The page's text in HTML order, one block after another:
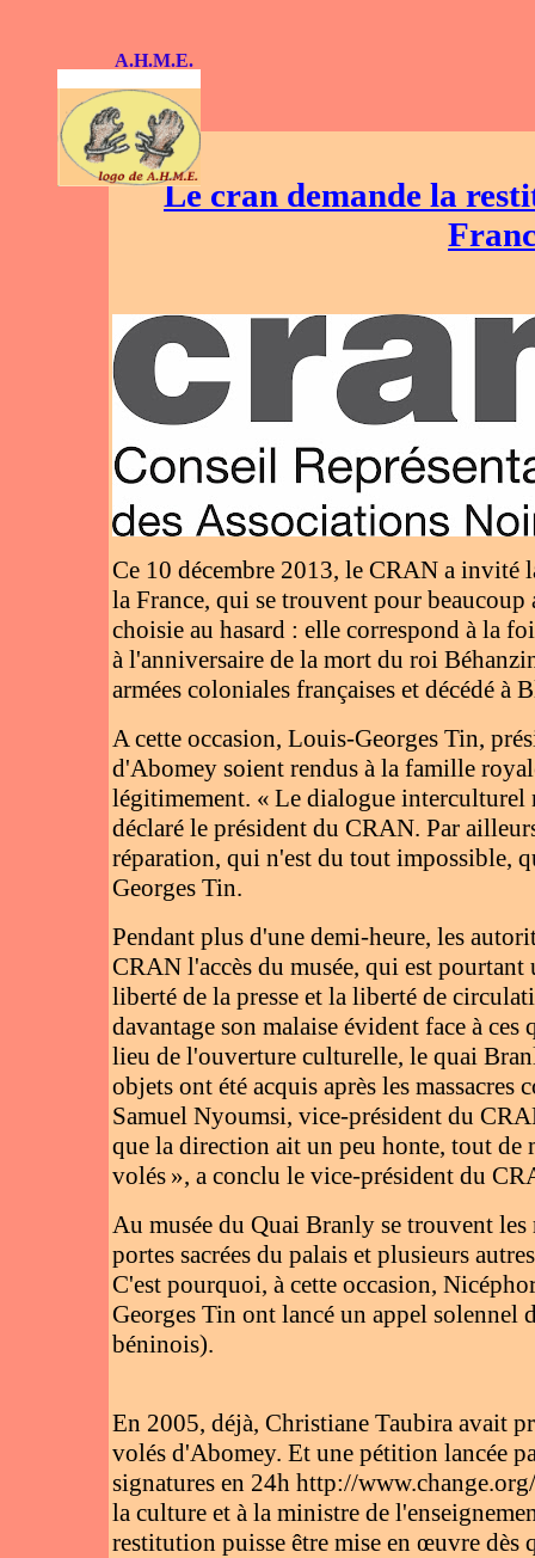
A.H.M.E.
Le cran demande la
Ce 10 décembre 2013, le CRAN a invité
la France, qui se trouvent pour
choisie au hasard : elle correspond à la
à l'anniversaire de la mort du roi
armées coloniales françaises et décédé
A cette occasion, Louis-Georges Tin,
d'Abomey soient rendus à la famille
légitimement. « Le dialogue interculturel
déclaré le président du CRAN. Par
réparation, qui n'est du tout impossible,
Georges Tin.
Pendant plus d'une demi-heure, les
CRAN l'accès du musée, qui est
liberté de la presse et la liberté de
davantage son malaise évident face à
lieu de l'ouverture culturelle, le quai
objets ont été acquis après les
Samuel Nyoumsi, vice-président du
que la direction ait un peu honte, tout de
volés », a conclu le vice-président du
Au musée du Quai Branly se trouvent les
portes sacrées du palais et plusieurs
C'est pourquoi, à cette occasion,
Georges Tin ont lancé un appel
béninois).
En 2005, déjà, Christiane Taubira avait
volés d'Abomey. Et une pétition lancée
signatures en 24h http://
la culture et à la ministre de
restitution puisse être mise en œuvre dès